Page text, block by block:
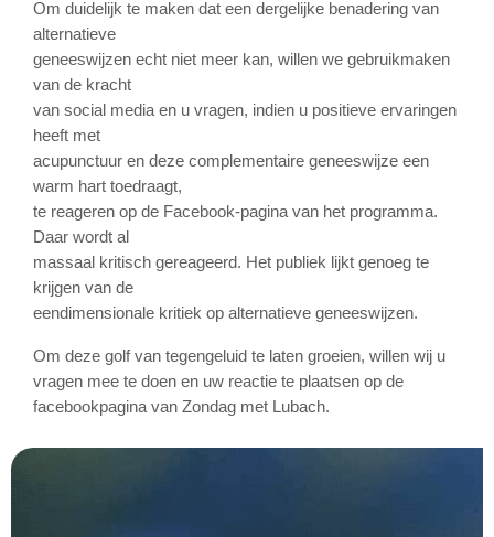
Om duidelijk te maken dat een dergelijke benadering van
alternatieve
geneeswijzen echt niet meer kan, willen we gebruikmaken
van de kracht
van social media en u vragen, indien u positieve ervaringen
heeft met
acupunctuur en deze complementaire geneeswijze een
warm hart toedraagt,
te reageren op de Facebook-pagina van het programma.
Daar wordt al
massaal kritisch gereageerd. Het publiek lijkt genoeg te
krijgen van de
eendimensionale kritiek op alternatieve geneeswijzen.
Om deze golf van tegengeluid te laten groeien, willen wij u
vragen mee te doen en uw reactie te plaatsen op de
facebookpagina van Zondag met Lubach.